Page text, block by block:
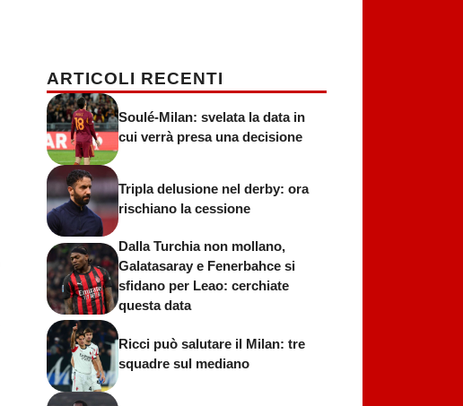
ARTICOLI RECENTI
Soulé-Milan: svelata la data in
cui verrà presa una decisione
Tripla delusione nel derby: ora
rischiano la cessione
Dalla Turchia non mollano,
Galatasaray e Fenerbahce si
sfidano per Leao: cerchiate
questa data
Ricci può salutare il Milan: tre
squadre sul mediano